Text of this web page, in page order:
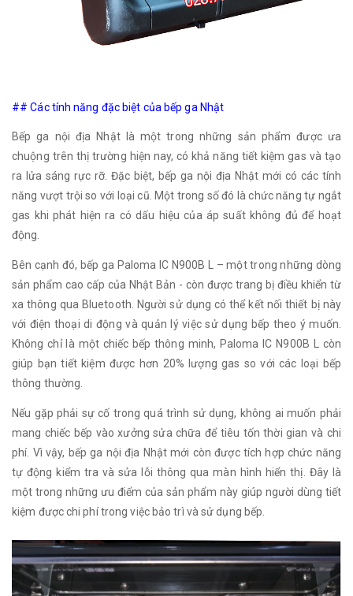
## Các tính năng đặc biệt của bếp ga Nhật
Bếp ga nội địa Nhật là một trong những sản phẩm được ưa
chuộng trên thị trường hiện nay, có khả năng tiết kiệm gas và tạo
ra lửa sáng rực rỡ. Đặc biệt, bếp ga nội địa Nhật mới có các tính
năng vượt trội so với loại cũ. Một trong số đó là chức năng tự ngắt
gas khi phát hiện ra có dấu hiệu của áp suất không đủ để hoạt
động.
Bên cạnh đó, bếp ga Paloma IC N900B L – một trong những dòng
sản phẩm cao cấp của Nhật Bản - còn được trang bị điều khiển từ
xa thông qua Bluetooth. Người sử dụng có thể kết nối thiết bị này
với điện thoại di động và quản lý việc sử dụng bếp theo ý muốn.
Không chỉ là một chiếc bếp thông minh, Paloma IC N900B L còn
giúp bạn tiết kiệm được hơn 20% lượng gas so với các loại bếp
thông thường.
Nếu gặp phải sự cố trong quá trình sử dụng, không ai muốn phải
mang chiếc bếp vào xưởng sửa chữa để tiêu tốn thời gian và chi
phí. Vì vậy, bếp ga nội địa Nhật mới còn được tích hợp chức năng
tự động kiểm tra và sửa lỗi thông qua màn hình hiển thị. Đây là
một trong những ưu điểm của sản phẩm này giúp người dùng tiết
kiệm được chi phí trong việc bảo trì và sử dụng bếp.